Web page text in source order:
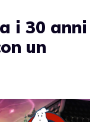
i 30 anni
un